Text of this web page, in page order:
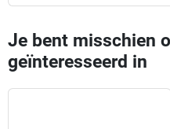
Je bent misschien
geïnteresseerd in